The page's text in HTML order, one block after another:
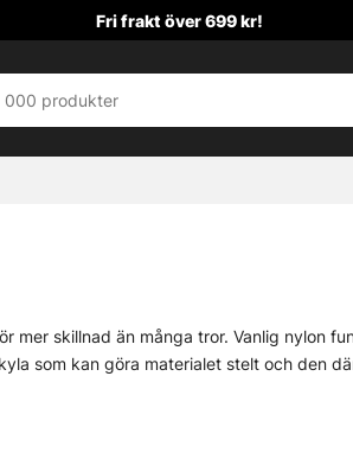
Fri frakt över 699 kr!
mer skillnad än många tror. Vanlig nylon
som kan göra materialet stelt och den
och mindre synlighet i klart vatten,